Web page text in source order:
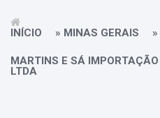
INÍCIO » MINAS GERAIS »
MARTINS E SÁ
LTDA